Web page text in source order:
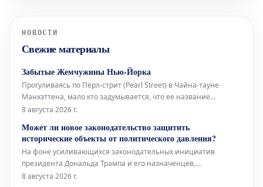
Instagram. «Из-за
НОВОСТИ
Свежие материалы
Забытые Жемчужины Нью-Йорка
Прогуливаясь по Перл-стрит (Pearl Street) в Чайна-тауне
Манхэттена, мало кто задумывается, что ее название
указывает на первоначальную береговую линию Ист-Ривер
благодаря скоплению раковин индейцев ленапе (Lenape),
расположенному в ее южной час
8 августа 2026 г.
Может ли новое законодательство защитить
исторические объекты от политического давления?
На фоне усиливающихся законодательных инициатив
президента Дональда Трампа и его назначенцев,
направленных против исторических объектов и
8 августа 2026 г.